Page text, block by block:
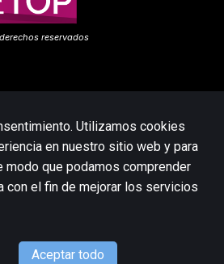
reservados
UBICACIONES
(C) Limited 2026
Utilizamos cookies
en nuestro sitio web y para
modo que podamos comprender
con el fin de mejorar los servicios
Aceptar todo